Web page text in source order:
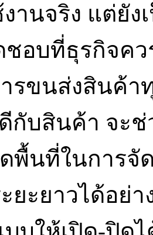
านจริง แต่ยั
ชอบที่ธุรกิจค
รขนส่งสินค้า
กับสินค้า จะช่
พื้นที่ในการจั
ยะยาวได้อย่